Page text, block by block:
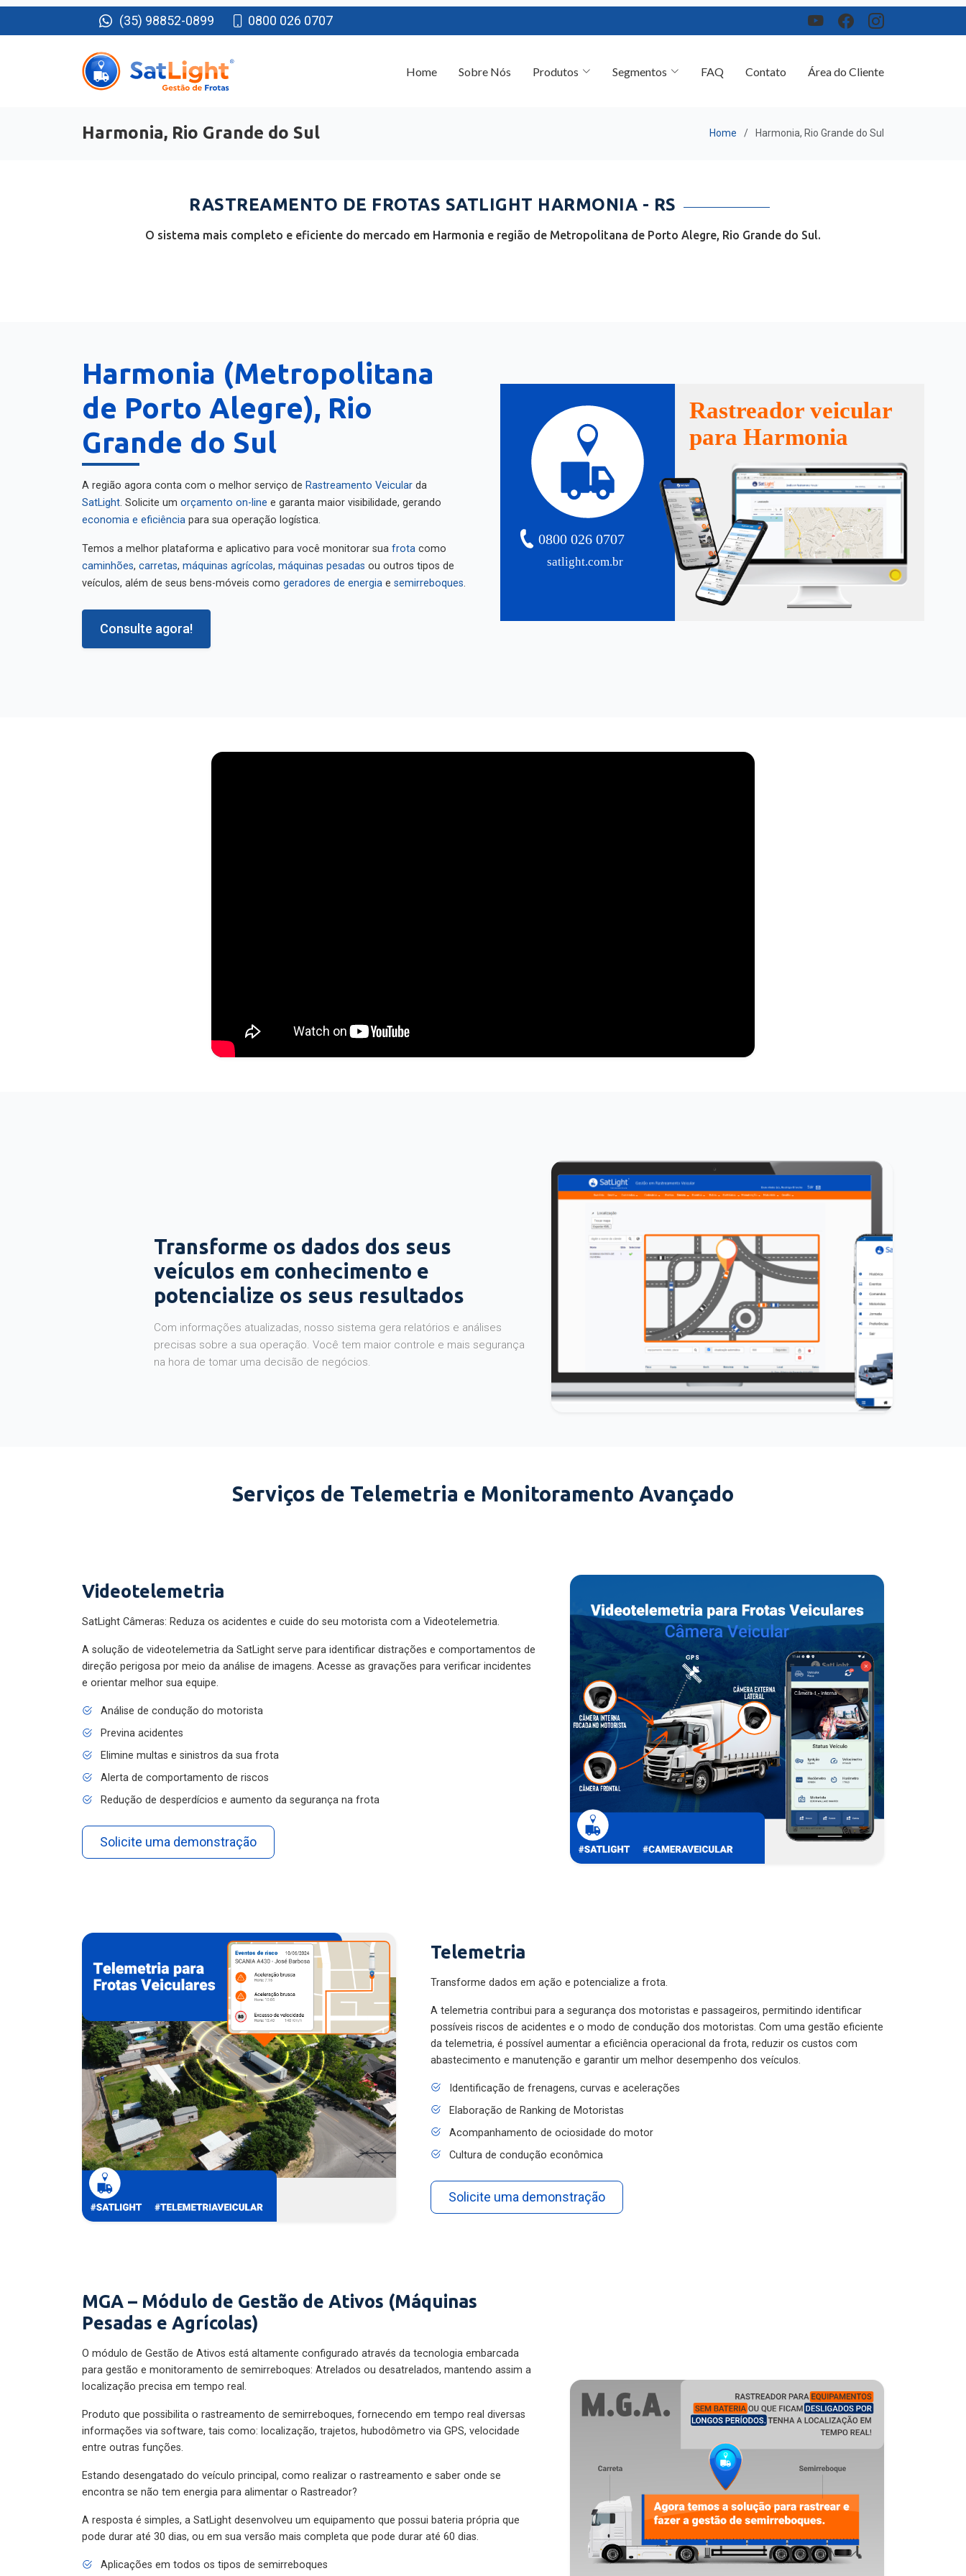
(35) 98852-0899 0800 026 0707
Área do Cliente
Harmonia, Rio Grande do Sul Home Harmonia, Rio Grande do Sul
RASTREAMENTO DE FROTAS SATLIGHT HARMONIA - RS
O sistema mais completo e eficiente do mercado em Harmonia e região de Metropolitana de Porto Alegre, Rio Grande do Sul.
Harmonia (Metropolitana
de Porto Alegre), Rio
Grande do Sul
A região agora conta com o melhor serviço de Rastreamento Veicular da
SatLight . Solicite um orçamento on-line e garanta maior visibilidade, gerando
economia e eficiência para sua operação logística.
Temos a melhor plataforma e aplicativo para você monitorar sua frota como
caminhões carretas máquinas agrícolas máquinas pesadas ou outros tipos de
veículos, além de seus bens-móveis como geradores de energia e semirreboques
Consulte agora!
satlight.com.br
0800 026 0707
Rastreador veicular
para Harmonia
Transforme os dados dos seus
veículos em conhecimento e
potencialize os seus resultados
Com informações atualizadas, nosso sistema gera relatórios e análises
precisas sobre a sua operação. Você tem maior controle e mais segurança
na hora de tomar uma decisão de negócios.
Serviços de Telemetria e Monitoramento Avançado
Videotelemetria
SatLight Câmeras: Reduza os acidentes e cuide do seu motorista com a Videotelemetria.
A solução de videotelemetria da SatLight serve para identificar distrações e comportamentos de
direção perigosa por meio da análise de imagens. Acesse as gravações para verificar incidentes
e orientar melhor sua equipe.
Análise de condução do motorista
Previna acidentes
Elimine multas e sinistros da sua frota
Alerta de comportamento de riscos
Redução de desperdícios e aumento da segurança na frota
Solicite uma demonstração
Telemetria
Transforme dados em ação e potencialize a frota.
A telemetria contribui para a segurança dos motoristas e passageiros, permitindo identificar
possíveis riscos de acidentes e o modo de condução dos motoristas. Com uma gestão eficiente
da telemetria, é possível aumentar a eficiência operacional da frota, reduzir os custos com
abastecimento e manutenção e garantir um melhor desempenho dos veículos.
Identificação de frenagens, curvas e acelerações
Elaboração de Ranking de Motoristas
Acompanhamento de ociosidade do motor
Cultura de condução econômica
Solicite uma demonstração
MGA – Módulo de Gestão de Ativos (Máquinas
Pesadas e Agrícolas)
O módulo de Gestão de Ativos está altamente configurado através da tecnologia embarcada
para gestão e monitoramento de semirreboques: Atrelados ou desatrelados, mantendo assim a
localização precisa em tempo real.
Produto que possibilita o rastreamento de semirreboques, fornecendo em tempo real diversas
informações via software, tais como: localização, trajetos, hubodômetro via GPS, velocidade
entre outras funções.
Estando desengatado do veículo principal, como realizar o rastreamento e saber onde se
encontra se não tem energia para alimentar o Rastreador?
A resposta é simples, a SatLight desenvolveu um equipamento que possui bateria própria que
pode durar até 30 dias, ou em sua versão mais completa que pode durar até 60 dias.
Aplicações em todos os tipos de semirreboques